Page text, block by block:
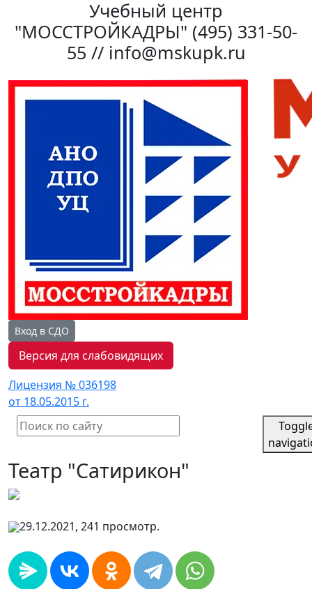
Учебный центр
"МОССТРОЙКАДРЫ" (495) 331-50-
55 // info@mskupk.ru
Вход в СДО
Версия для слабовидящих
Лицензия № 036198
от 18.05.2015 г.
Театр "Сатирикон"
29.12.2021, 241 просмотр.